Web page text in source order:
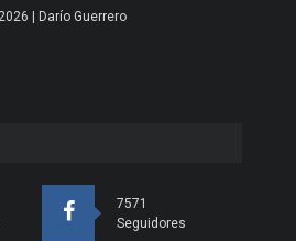
| Darío Guerrero
7571
Seguidores